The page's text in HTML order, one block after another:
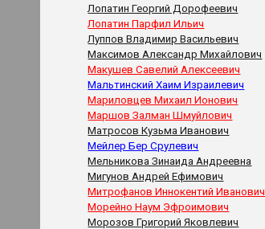
Лопатин Георгий Дорофеевич
Лопатин Парфил Ильич
Луппов Владимир Васильевич
Максимов Александр Михайлович
Макушев Савелий Алексеевич
Мальтинский Хаим Израилевич
Мариловцев Михаил Ионович
Маршов Залман Шмуйлович
Матросов Кузьма Иванович
Мейлер Бер Срулевич
Мельникова Зинаида Андреевна
Мигунов Андрей Ефимович
Митрофанов Иннокентий Иванович
Морейно Наум Эфроимович
Морозов Григорий Яковлевич